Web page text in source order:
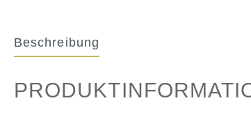
Beschreibung